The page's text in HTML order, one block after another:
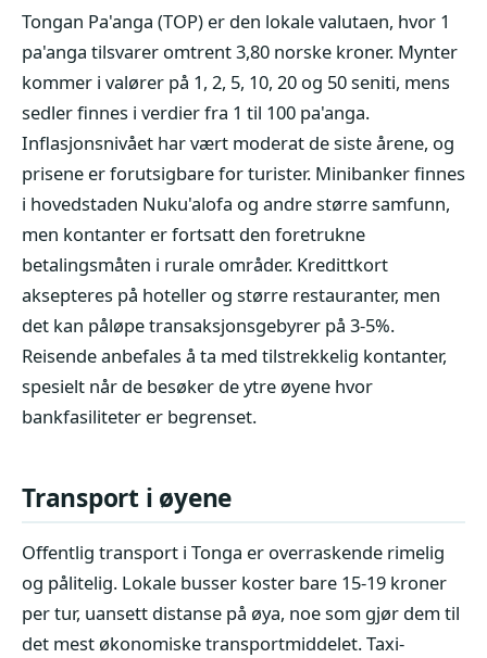
Tongan Pa'anga (TOP) er den lokale valutaen, hvor 1
pa'anga tilsvarer omtrent 3,80 norske kroner. Mynter
kommer i valører på 1, 2, 5, 10, 20 og 50 seniti, mens
sedler finnes i verdier fra 1 til 100 pa'anga.
Inflasjonsnivået har vært moderat de siste årene, og
prisene er forutsigbare for turister. Minibanker finnes
i hovedstaden Nuku'alofa og andre større samfunn,
men kontanter er fortsatt den foretrukne
betalingsmåten i rurale områder. Kredittkort
aksepteres på hoteller og større restauranter, men
det kan påløpe transaksjonsgebyrer på 3-5%.
Reisende anbefales å ta med tilstrekkelig kontanter,
spesielt når de besøker de ytre øyene hvor
bankfasiliteter er begrenset.
Transport i øyene
Offentlig transport i Tonga er overraskende rimelig
og pålitelig. Lokale busser koster bare 15-19 kroner
per tur, uansett distanse på øya, noe som gjør dem til
det mest økonomiske transportmiddelet. Taxi-